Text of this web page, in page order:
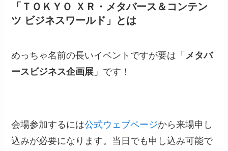
「ＴＯＫＹＯ ＸＲ・メタバース＆コンテン
ツ ビジネスワールド」とは
めっちゃ名前の長いイベントですが要は「 メタバ
ースビジネス企画展 」です！
会場参加するには公式ウェブページから来場申し
込みが必要になります。当日でも申し込み可能で